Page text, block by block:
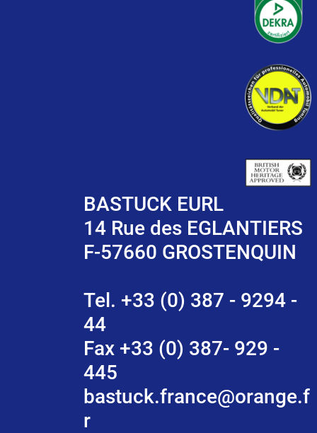
BASTUCK EURL
14 Rue des EGLANTIERS
F-57660 GROSTENQUIN
Tel. +33 (0) 387 - 9294 -
44
Fax +33 (0) 387- 929 -
445
bastuck.france@orange.f
r